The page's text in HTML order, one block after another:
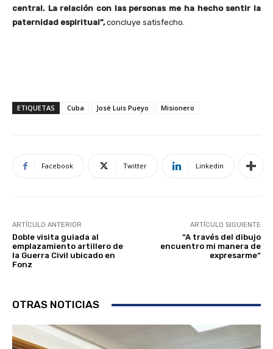
central. La relación con las personas me ha hecho sentir la
paternidad espiritual”,concluye satisfecho.
ETIQUETAS Cuba José Luis Pueyo Misionero
Facebook Twitter Linkedin
ARTÍCULO ANTERIOR
Doble visita guiada al
emplazamiento artillero de
la Guerra Civil ubicado en
Fonz
ARTÍCULO SIGUIENTE
“A través del dibujo
encuentro mi manera de
expresarme“
OTRAS NOTICIAS